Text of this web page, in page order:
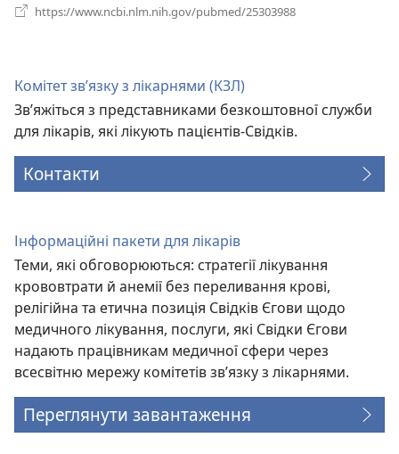
https://www.ncbi.nlm.nih.gov/pubmed/25303988
Комітет зв’язку з лікарнями (КЗЛ)
Зв’яжіться з представниками безкоштовної служби
для лікарів, які лікують пацієнтів-Свідків.
Контакти
Інформаційні пакети для лікарів
Теми, які обговорюються: стратегії лікування
крововтрати й анемії без переливання крові,
релігійна та етична позиція Свідків Єгови щодо
медичного лікування, послуги, які Свідки Єгови
надають працівникам медичної сфери через
всесвітню мережу комітетів зв’язку з лікарнями.
Переглянути завантаження